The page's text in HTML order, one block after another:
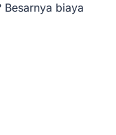
Besarnya biaya